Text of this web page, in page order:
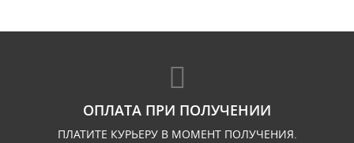
ОПЛАТА ПРИ ПОЛУЧЕНИИ
ПЛАТИТЕ КУРЬЕРУ В МОМЕНТ ПОЛУЧЕНИЯ.